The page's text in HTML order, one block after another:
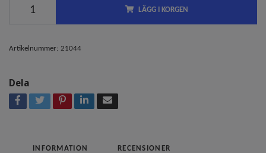
LÄGG I KORGEN
Artikelnummer: 21044
Dela
INFORMATION RECENSIONER